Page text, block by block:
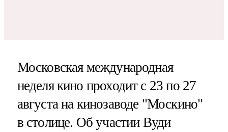
Московская международная
неделя кино проходит с 23 по 27
августа на кинозаводе "Москино"
в столице. Об участии Вуди